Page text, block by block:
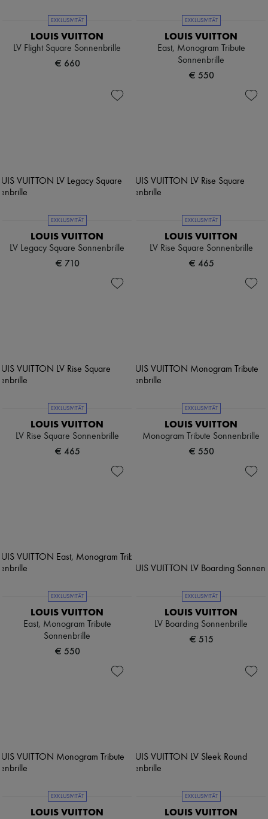
EXKLUSIVITÄT
LOUIS VUITTON
LV Flight Square Sonnenbrille
€ 660
EXKLUSIVITÄT
LOUIS VUITTON
East, Monogram Tribute
Sonnenbrille
€ 550
EXKLUSIVITÄT
LOUIS VUITTON
LV Legacy Square Sonnenbrille
€ 710
EXKLUSIVITÄT
LOUIS VUITTON
LV Rise Square Sonnenbrille
€ 465
EXKLUSIVITÄT
LOUIS VUITTON
LV Rise Square Sonnenbrille
€ 465
EXKLUSIVITÄT
LOUIS VUITTON
Monogram Tribute Sonnenbrille
€ 550
EXKLUSIVITÄT
LOUIS VUITTON
East, Monogram Tribute
Sonnenbrille
€ 550
EXKLUSIVITÄT
LOUIS VUITTON
LV Boarding Sonnenbrille
€ 515
EXKLUSIVITÄT
LOUIS VUITTON
EXKLUSIVITÄT
LOUIS VUITTON